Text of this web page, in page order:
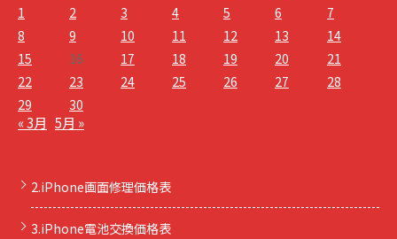
1
2 3 4 5 6
7
8
9 10 11 12 13
14
15
16 17 18 19 20
21
22
23 24 25 26 27
28
29
30
« 3月 5月 »
2.iPhone画面修理価格表
3.iPhone電池交換価格表